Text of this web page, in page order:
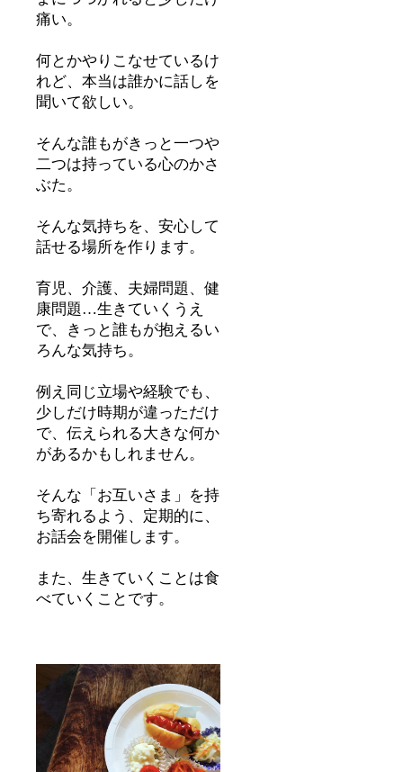
痛い。
何とかやりこなせているけ
れど、本当は誰かに話しを
聞いて欲しい。
そんな誰もがきっと一つや
二つは持っている心のかさ
ぶた。
そんな気持ちを、安心して
話せる場所を作ります。
育児、介護、夫婦問題、健
康問題…生きていくうえ
で、きっと誰もが抱えるい
ろんな気持ち。
例え同じ立場や経験でも、
少しだけ時期が違っただけ
で、伝えられる大きな何か
があるかもしれません。
そんな「お互いさま」を持
ち寄れるよう、定期的に、
お話会を開催します。
また、生きていくことは食
べていくことです。